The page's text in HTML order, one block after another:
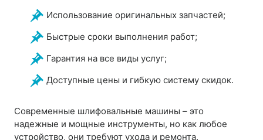
Использование оригинальных запчастей;
Быстрые сроки выполнения работ;
Гарантия на все виды услуг;
Доступные цены и гибкую систему скидок.
Современные шлифовальные машины – это
надежные и мощные инструменты, но как любое
устройство, они требуют ухода и ремонта.